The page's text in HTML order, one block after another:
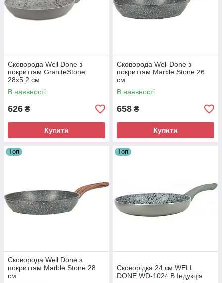
Сковорода Well Done з
покриттям GraniteStone
28х5.2 см
В наявності
626 ₴
Купити
Сковорода Well Done з
покриттям Marble Stone 26
см
В наявності
658 ₴
Купити
Топ
Сковорода Well Done з
покриттям Marble Stone 28
см
Топ
Сковорідка 24 см WELL
DONE WD-1024 В Індукція